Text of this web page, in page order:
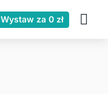
Wystaw za 0 zł